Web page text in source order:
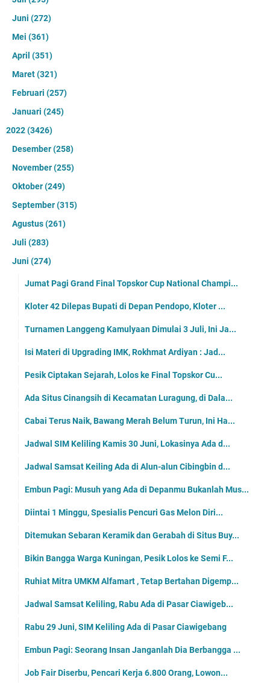
Juni (272)
Mei (361)
April (351)
Maret(321)
Februari (257)
Januari (245)
2022(3426)
Desember(258)
November(255)
Oktober(249)
September(315)
Agustus(261)
Juli (283)
Juni (274)
Jumat Pagi Grand Final Topskor Cup National Champi...
Kloter 42 Dilepas Bupati di Depan Pendopo, Kloter ...
Turnamen Langgeng Kamulyaan Dimulai 3 Juli, Ini Ja...
Isi Materi di Upgrading IMK, Rokhmat Ardiyan : Jad...
Pesik Ciptakan Sejarah, Lolos ke Final Topskor Cu...
Ada Situs Cinangsih di Kecamatan Luragung, di Dala...
Cabai Terus Naik, Bawang Merah Belum Turun, Ini Ha...
Jadwal SIM Keliling Kamis 30 Juni, Lokasinya Ada d...
Jadwal Samsat Keiling Ada di Alun-alun Cibingbin d...
Embun Pagi: Musuh yang Ada di Depanmu Bukanlah Mus...
Diintai 1 Minggu, Spesialis Pencuri Gas Melon Diri...
Ditemukan Sebaran Keramik dan Gerabah di Situs Buy...
Bikin Bangga Warga Kuningan, Pesik Lolos ke Semi F...
Ruhiat Mitra UMKM Alfamart , Tetap Bertahan Digemp...
Jadwal Samsat Keliling, Rabu Ada di Pasar Ciawigeb...
Rabu 29 Juni, SIM Keliling Ada di Pasar Ciawigebang
Embun Pagi: Seorang Insan Janganlah Dia Berbangga ...
Job Fair Diserbu, Pencari Kerja 6.800 Orang, Lowon...